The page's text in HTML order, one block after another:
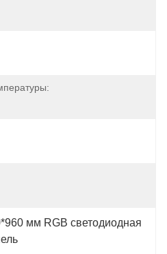
мм RGB светодиодная